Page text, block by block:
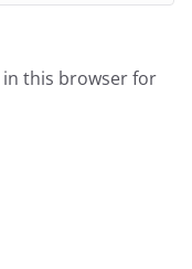
in this browser for